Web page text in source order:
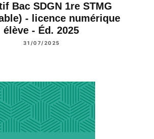
Bac SDGN 1re STMG
- licence numérique
élève - Éd. 2025
31/07/2025